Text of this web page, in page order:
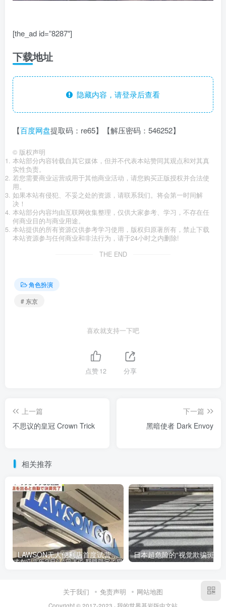
[the_ad id=”8287″]
下载地址
隐藏内容，请登录后查看
【百度网盘提取码：re65】【解压密码：546252】
© 版权声明
本站部分内容转载自其它媒体，但并不代表本站赞同其观点和对其真
实性负责。
若您需要商业运营或用于其他商业活动，请您购买正版授权并合法使
用。
如果本站有侵犯、不妥之处的资源，请联系我们。将会第一时间解
决！
本站部分内容均由互联网收集整理，仅供大家参考、学习，不存在任
何商业目的与商业用途。
本站提供的所有资源仅供参考学习使用，版权归原著所有，禁止下载
本站资源参与任何商业和非法行为，请于24小时之内删除!
THE END
角色扮演
# 东京
喜欢就支持一下吧
点赞12 分享
上一篇
不思议的皇冠 Crown Trick
下一篇
黑暗使者 Dark Envoy
相关推荐
LAWSON无人便利店首度试营运！拿了就走，手机连LINE自动结账！
关于我们 免责声明 网站地图
Copyright © 2017-2023 · 我的世界基岩版中文站